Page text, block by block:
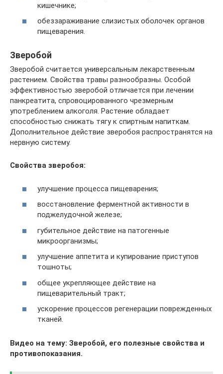
кишечнике;
обеззараживание слизистых оболочек органов
пищеварения.
Зверобой
Зверобой считается универсальным лекарственным
растением. Свойства травы разнообразны. Особой
эффективностью зверобой отличается при лечении
панкреатита, спровоцированного чрезмерным
употреблением алкоголя. Растение обладает
способностью снижать тягу к спиртным напиткам.
Дополнительное действие зверобоя распространятся на
нервную систему.
Свойства зверобоя:
улучшение процесса пищеварения;
восстановление ферментной активности в
поджелудочной железе;
губительное действие на патогенные
микроорганизмы;
улучшение аппетита и купирование приступов
тошноты;
общее укрепляющее действие на
пищеварительный тракт;
ускорение процессов регенерации поврежденных
тканей.
Видео на тему: Зверобой, его полезные свойства и
противопоказания.